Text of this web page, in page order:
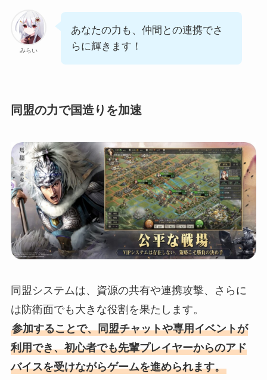
みらい
あなたの力も、仲間との連携でさ
らに輝きます！
同盟の力で国造りを加速
同盟システムは、資源の共有や連携攻撃、さらに
は防衛面でも大きな役割を果たします。
参加することで、同盟チャットや専用イベントが
利用でき、初心者でも先輩プレイヤーからのアド
バイスを受けながらゲームを進められます。